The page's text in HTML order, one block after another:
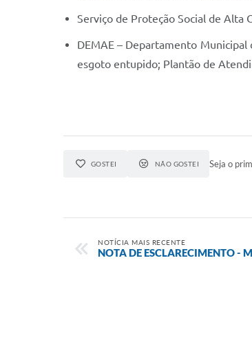
Serviço de Proteção Social de Alta
DEMAE – Departamento Municipal
esgoto entupido; Plantão de
GOSTEI NÃO GOSTEI Seja o
NOTÍCIA MAIS RECENTE
NOTA DE ESCLARECIMENTO -